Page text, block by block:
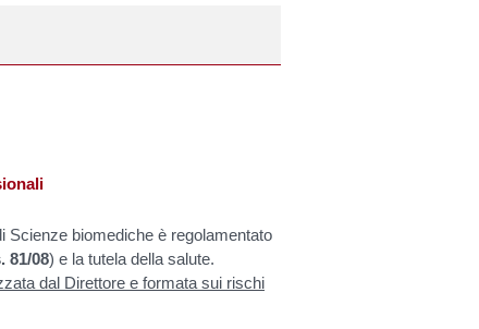
Scienze biomediche è regolamentato
81/08) e la tutela della salute.
dal Direttore e formata sui rischi